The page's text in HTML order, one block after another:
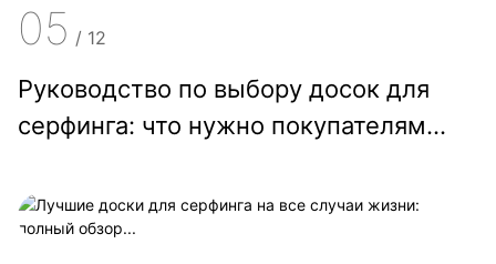
05 / 12
Руководство по выбору досок для
серфинга: что нужно покупателям